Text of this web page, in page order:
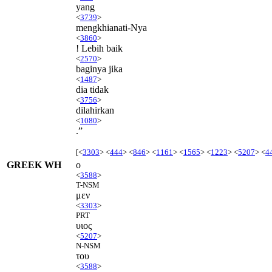
yang
<3739>
mengkhianati-Nya
<3860>
! Lebih baik
<2570>
baginya jika
<1487>
dia tidak
<3756>
dilahirkan
<1080>
.”
[<3303> <444> <846> <1161 > <1565> <1223> <5207> <
GREEK WH ο
<3588>
T-NSM
μεν
<3303>
PRT
υιος
<5207>
N-NSM
του
<3588>